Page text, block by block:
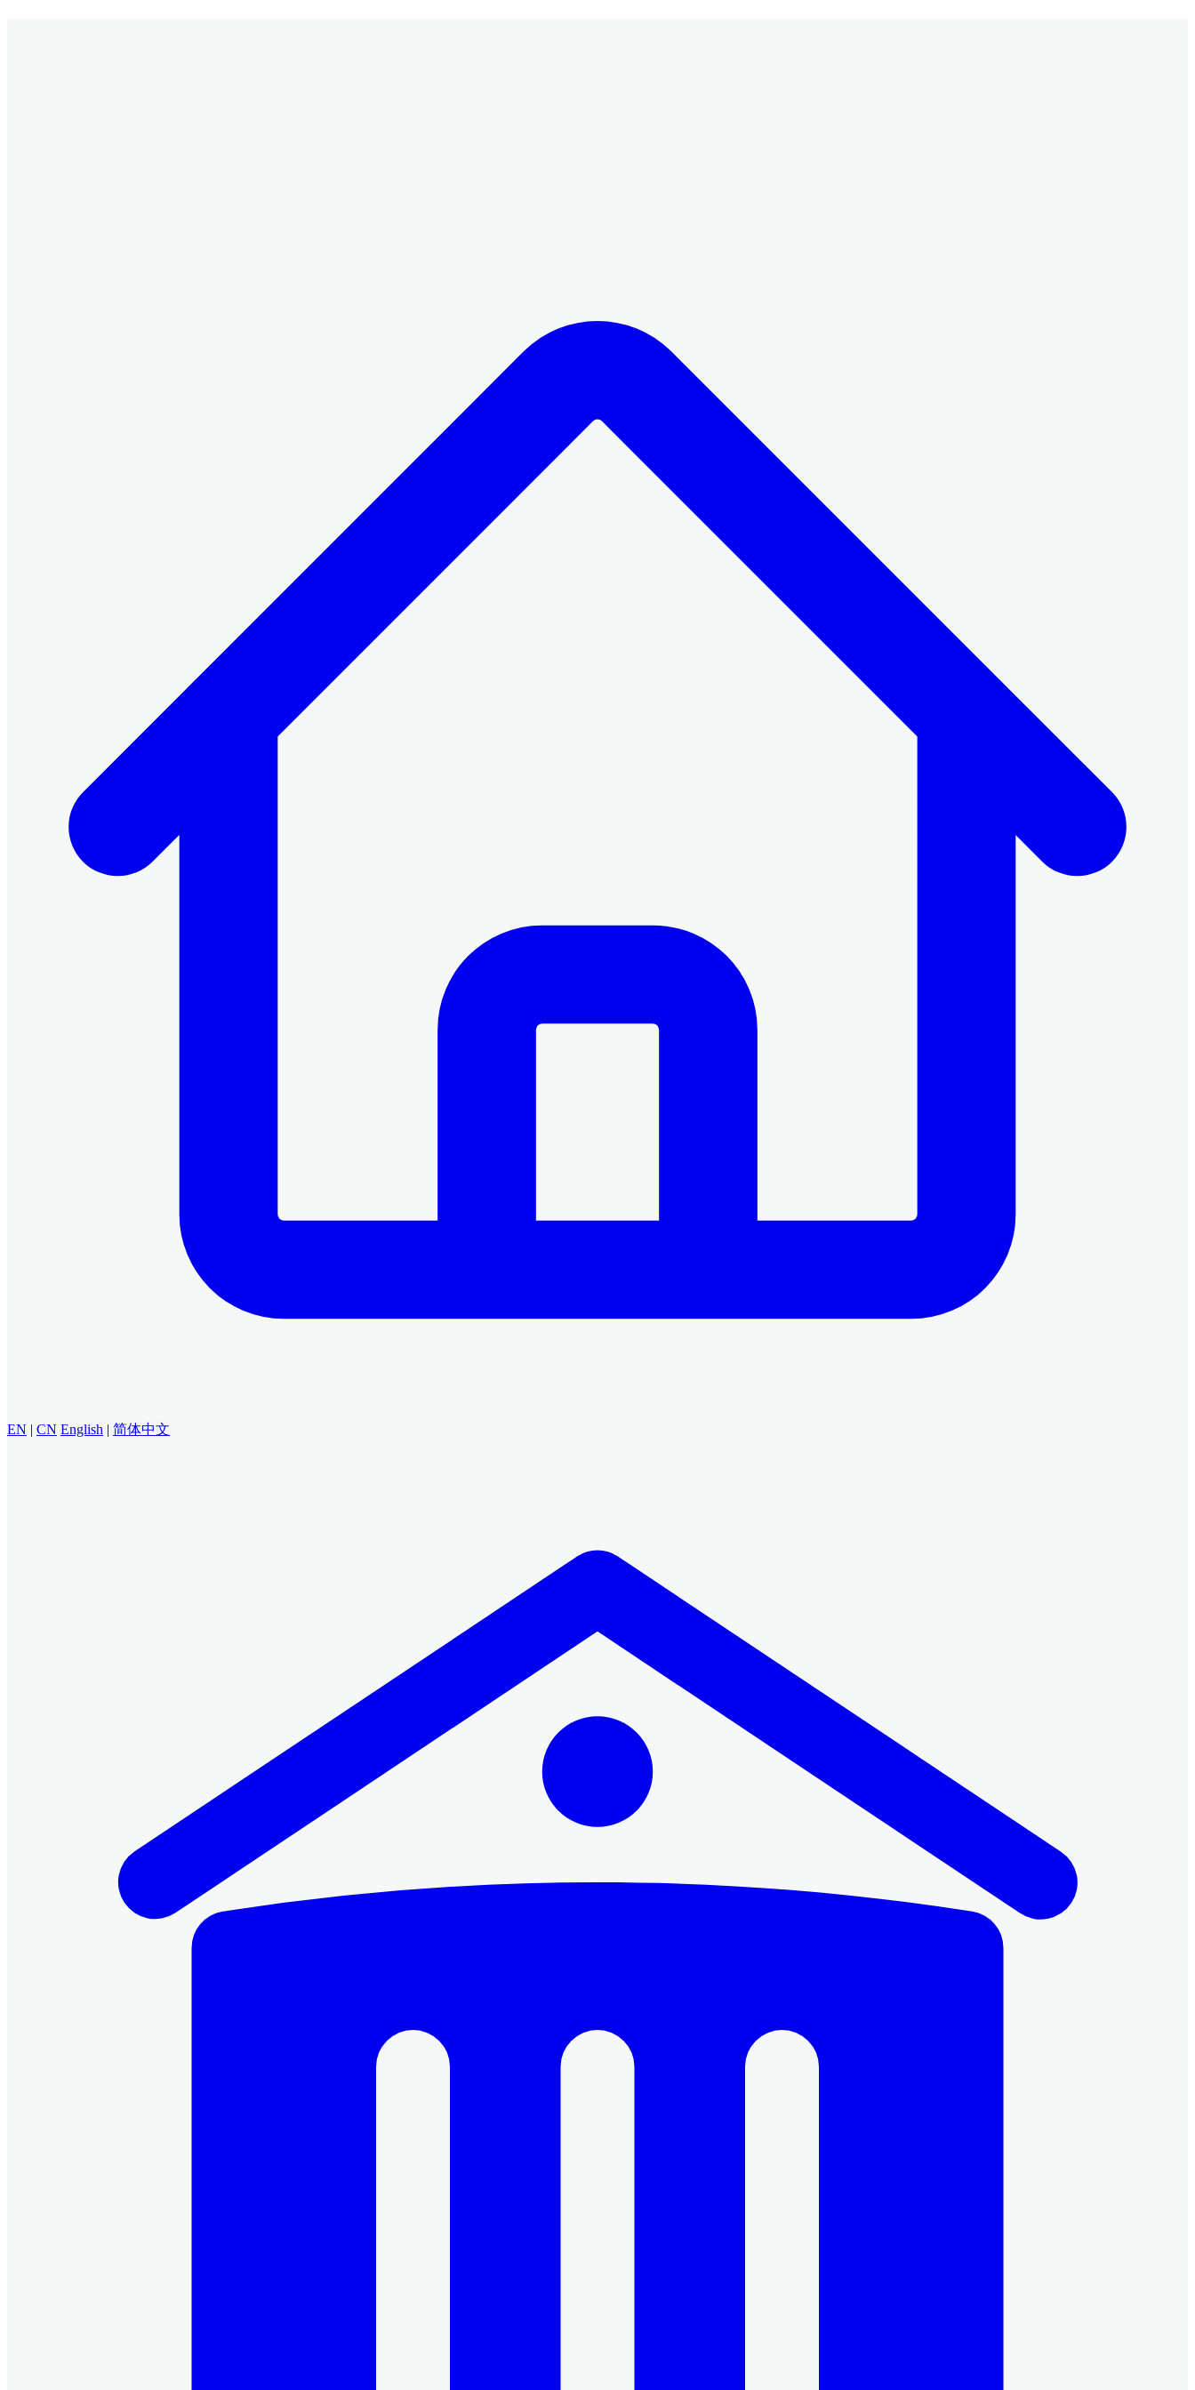
EN | CN English | 简体中文